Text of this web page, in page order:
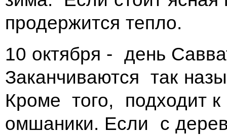
продержится тепло.
10 октября - день
Заканчиваются так
Кроме того, подходит к
омшаники. Если с